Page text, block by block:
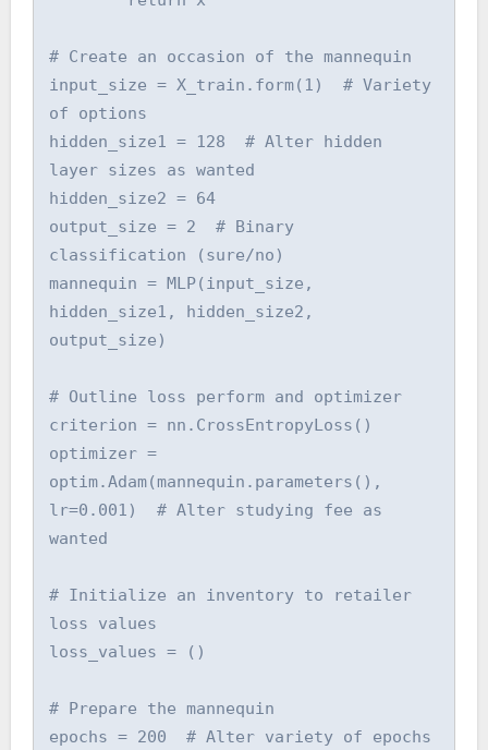
# Create an occasion of the mannequin
input_size = X_train.form(1)  # Variety
of options
hidden_size1 = 128  # Alter hidden
layer sizes as wanted
hidden_size2 = 64
output_size = 2  # Binary
classification (sure/no)
mannequin = MLP(input_size,
hidden_size1, hidden_size2,
output_size)
# Outline loss perform and optimizer
criterion = nn.CrossEntropyLoss()
optimizer =
optim.Adam(mannequin.parameters(),
lr=0.001)  # Alter studying fee as
wanted
# Initialize an inventory to retailer
loss values
loss_values = ()
# Prepare the mannequin
epochs = 200  # Alter variety of epochs